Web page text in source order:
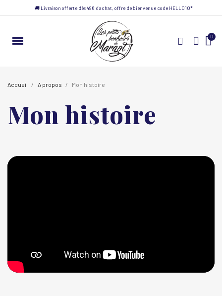
🚚 Livraison offerte dès 49€ d'achat, offre de bienvenue code HELLO10*
Accueil A propos Mon histoire
Mon histoire